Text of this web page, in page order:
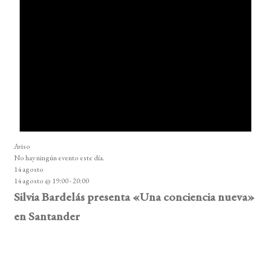
Aviso
No hay ningún evento este día.
14 agosto
14 agosto @ 19:00-20:00
Silvia Bardelás presenta «Una conciencia nueva»
en Santander